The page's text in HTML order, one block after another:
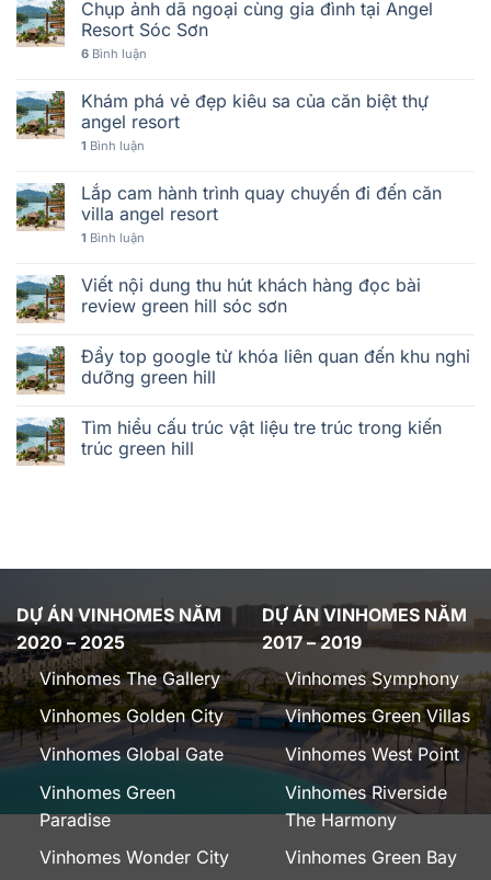
Chụp ảnh dã ngoại cùng gia đình tại Angel
Resort Sóc Sơn
6 Bình luận
Khám phá vẻ đẹp kiêu sa của căn biệt thự
angel resort
1 Bình luận
Lắp cam hành trình quay chuyến đi đến căn
villa angel resort
1 Bình luận
Viết nội dung thu hút khách hàng đọc bài
review green hill sóc sơn
Đẩy top google từ khóa liên quan đến khu nghỉ
dưỡng green hill
Tìm hiểu cấu trúc vật liệu tre trúc trong kiến
trúc green hill
DỰ ÁN VINHOMES NĂM
2020 – 2025
Vinhomes The Gallery
Vinhomes Golden City
Vinhomes Global Gate
Vinhomes Green
Paradise
Vinhomes Wonder City
DỰ ÁN VINHOMES NĂM
2017 – 2019
Vinhomes Symphony
Vinhomes Green Villas
Vinhomes West Point
Vinhomes Riverside
The Harmony
Vinhomes Green Bay